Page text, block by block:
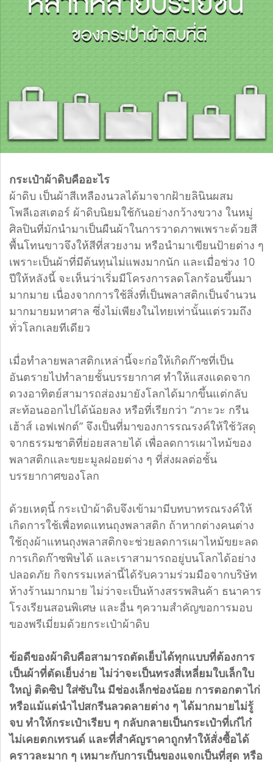
กระเป๋าผ้าดิบคืออะไร
ผ้าดิบ เป็นผ้าสีเหลืองนวลได้มาจากฝ้ายลินินผสม
โพลีเอสเตอร์ ผ้าดิบนิยมใช้กันอย่างกว้างขวาง ในหมู่
ศิลปินที่มักนำมาเป็นผืนผ้าในการวาดภาพเพราะด้วยสี
พื้นโทนขาวจึงให้สีที่สวยงาม หรือนำมาเขียนป้ายต่าง ๆ
เพราะเป็นผ้าที่มีต้นทุนไม่แพงมากนัก และเมื่อช่วง 10
ปีให้หลังนี้ จะเห็นว่าเริ่มมีโครงการลดโลกร้อนขึ้นมา
มากมาย เนื่องจากการใช้สิ่งที่เป็นพลาสติกเป็นจำนวน
มากมายมหาศาล ซึ่งไม่เพียงในไทยเท่านั้นแต่รวมถึง
ทั่วโลกเลยทีเดียว
เมื่อทำลายพลาสติกเหล่านี้จะก่อให้เกิดก๊าซที่เป็น
อันตรายไปทำลายชั้นบรรยากาศ ทำให้แสงแดดจาก
ดวงอาทิตย์สามารถส่องมายังโลกได้มากขึ้นแต่กลับ
สะท้อนออกไปได้น้อยลง หรือที่เรียกว่า “ภาะวะ กรีน
เฮ้าส์ เอฟเฟกต์” จึงเป็นที่มาของการรณรงค์ให้ใช้วัสดุ
จากธรรมชาติที่ย่อยสลายได้ เพื่อลดการเผาไหม้ของ
พลาสติกและขยะมูลฝอยต่าง ๆ ที่ส่งผลต่อชั้น
บรรยากาศของโลก
ด้วยเหตุนี้ กระเป๋าผ้าดิบจึงเข้ามามีบทบาทรณรงค์ให้
เกิดการใช้เพื่อทดแทนถุงพลาสติก ถ้าหากต่างคนต่าง
ใช้ถุงผ้าแทนถุงพลาสติกจะช่วยลดการเผาไหม้ขยะลด
การเกิดก๊าซพิษได้ และเราสามารถอยู่บนโลกได้อย่าง
ปลอดภัย กิจกรรมเหล่านี้ได้รับความร่วมมือจากบริษัท
ห้างร้านมากมาย ไม่ว่าจะเป็นห้างสรรพสินค้า ธนาคาร
โรงเรียนสอนพิเศษ และอื่น ๆความสำคัญขอการมอบ
ของพรีเมี่ยมด้วยกระเป๋าผ้าดิบ
ข้อดีของผ้าดิบคือสามารถตัดเย็บได้ทุกแบบที่ต้องการ
เป็นผ้าที่ตัดเย็บง่าย ไม่ว่าจะเป็นทรงสี่เหลี่ยมใบเล็กใบ
ใหญ่ ติดซิป ใส่ซับใน มีช่องเล็กช่องน้อย การตอกตาไก่
หรือแม้แต่นำไปสกรีนลวดลายต่าง ๆ ได้มากมายไม่รู้
จบ ทำให้กระเป๋าเรียบ ๆ กลับกลายเป็นกระเป๋าที่เก๋ไก๋
ไม่เคยตกเทรนด์ และที่สำคัญราคาถูกทำให้สั่งซื้อได้
คราวละมาก ๆ เหมาะกับการเป็นของแจกเป็นที่สุด หรือ